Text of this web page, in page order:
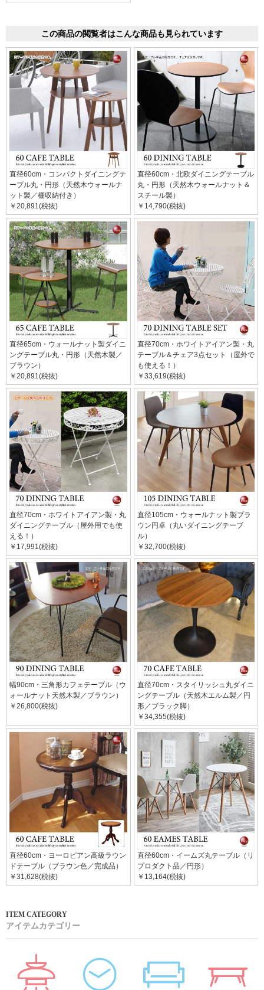
この商品の閲覧者はこんな商品も見られています
直径60cm・コンパクトダイニングテ
ーブル丸・円形（天然木ウォールナ
ット製／棚収納付き）
￥20,891(税抜)
直径60cm・北欧ダイニングテーブル
丸・円形（天然木ウォールナット＆
スチール製）
￥14,790(税抜)
直径65cm・ウォールナット製ダイニ
ングテーブル丸・円形（天然木製／
ブラウン）
￥20,891(税抜)
直径70cm・ホワイトアイアン製・丸
テーブル＆チェア3点セット（屋外で
も使える！）
￥33,619(税抜)
直径70cm・ホワイトアイアン製・丸
ダイニングテーブル（屋外用でも使
える！）
￥17,991(税抜)
直径105cm・ウォールナット製ブラ
ウン円卓（丸いダイニングテーブ
ル）
￥32,700(税抜)
幅90cm・三角形カフェテーブル（ウ
ォールナット天然木製／ブラウン）
￥26,800(税抜)
直径70cm・スタイリッシュ丸ダイニ
ングテーブル（天然木エルム製／円
形／ブラック脚）
￥34,355(税抜)
直径60cm・ヨーロピアン高級ラウン
ドテーブル（ブラウン色／完成品）
￥31,628(税抜)
直径60cm・イームズ丸テーブル（リ
プロダクト品／円形）
￥13,164(税抜)
アイテムカテゴリー